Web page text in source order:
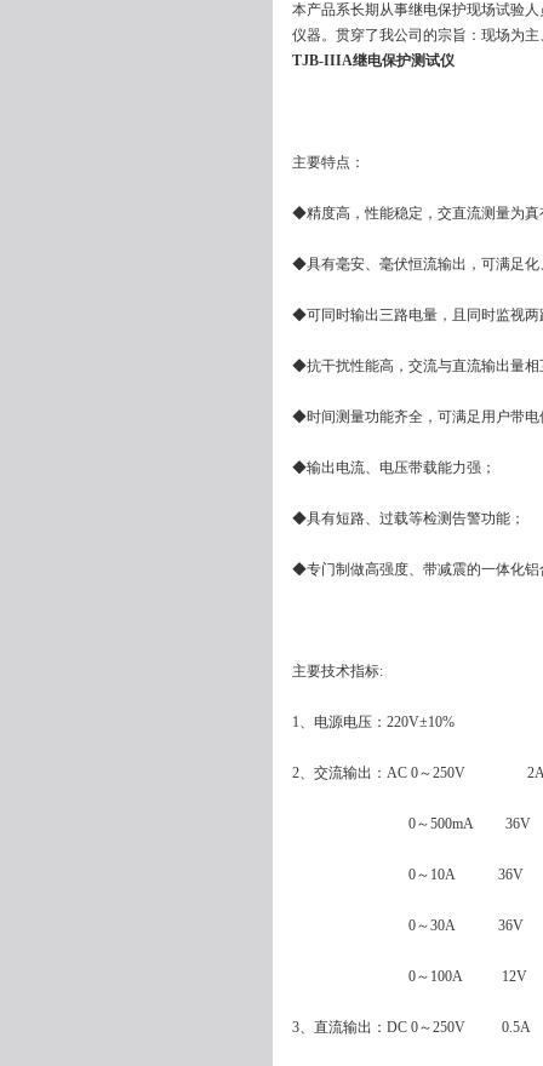
本产品系长期从事继电保护现场试验
仪器。贯穿了我公司的宗旨：现场为
TJB-IIIA继电保护测试仪
主要特点：
◆精度高，性能稳定，交直流测量为真
◆具有毫安、毫伏恒流输出，可满足化
◆可同时输出三路电量，且同时监视两
◆抗干扰性能高，交流与直流输出量相
◆时间测量功能齐全，可满足用户带电
◆输出电流、电压带载能力强；
◆具有短路、过载等检测告警功能；
◆专门制做高强度、带减震的一体化铝
主要技术指标:
1、电源电压：220V±10%
2、交流输出：AC 0～250V
0～500mA 36V
0～10A 36V
0～30A 36V
0～100A 12V
3、直流输出：DC 0～250V 0.5A